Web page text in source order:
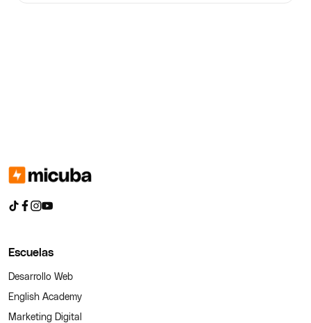
Escuelas
Desarrollo Web
English Academy
Marketing Digital